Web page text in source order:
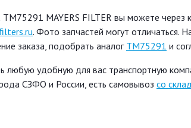
MAYERS FILTER вы можете через
. Фото запчастей могут отличаться.
заказа, подобрать аналог TM75291 и
любую удобную для вас транспортную
СЗФО и России, есть самовывоз со